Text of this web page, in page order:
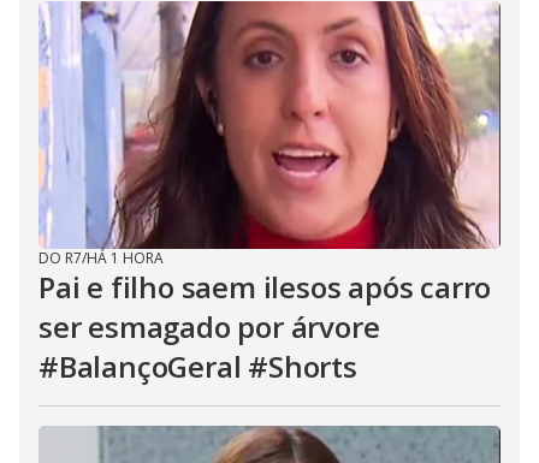
DO R7/HÁ 1 HORA
Pai e filho saem ilesos após carro
ser esmagado por árvore
#BalançoGeral #Shorts